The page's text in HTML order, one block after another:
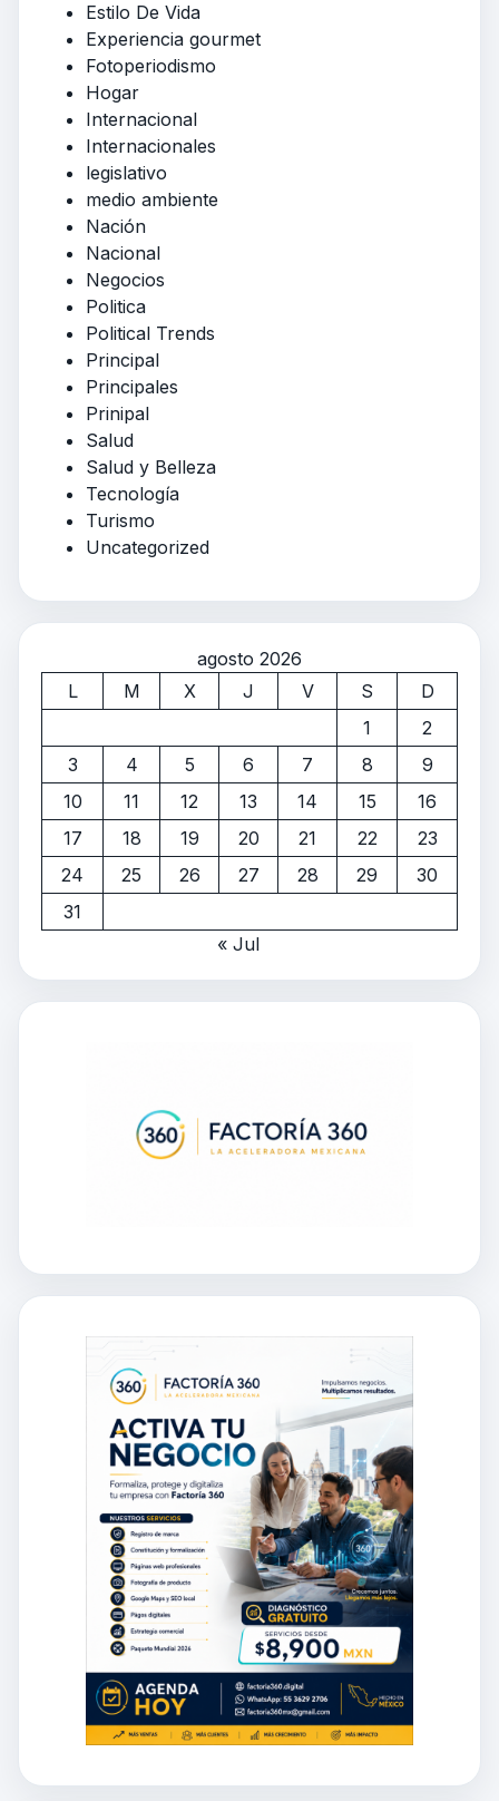
Estilo De Vida
Experiencia gourmet
Fotoperiodismo
Hogar
Internacional
Internacionales
legislativo
medio ambiente
Nación
Nacional
Negocios
Politica
Political Trends
Principal
Principales
Prinipal
Salud
Salud y Belleza
Tecnología
Turismo
Uncategorized
agosto 2026
L
M X J V S
D
1
2
3
4 5 6 7 8
9
10
11 12 13 14 15
16
17
18 19 20 21 22
23
24
25 26 27 28 29
30
31
« Jul